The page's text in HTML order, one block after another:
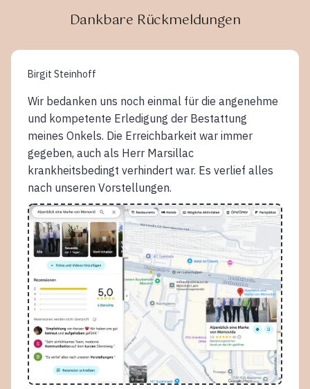
Dankbare Rückmeldungen
Birgit Steinhoff
Wir bedanken uns noch einmal für die angenehme
und kompetente Erledigung der Bestattung
meines Onkels. Die Erreichbarkeit war immer
gegeben, auch als Herr Marsillac
krankheitsbedingt verhindert war. Es verlief alles
nach unseren Vorstellungen.